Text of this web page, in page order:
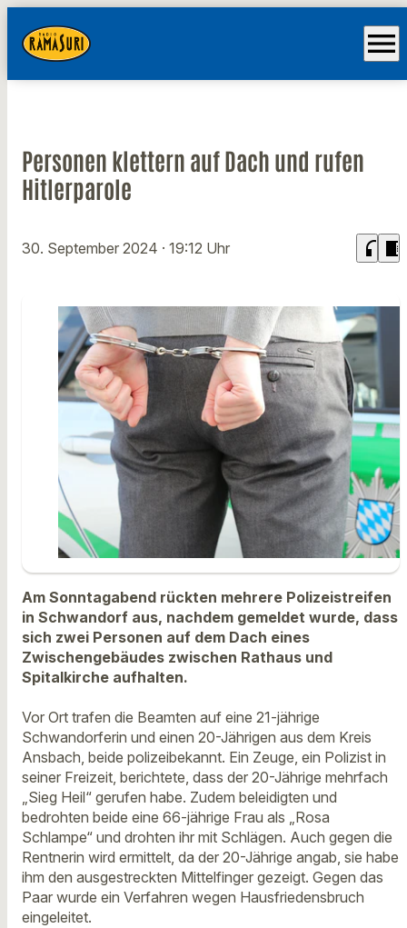
menu
Personen klettern auf Dach und rufen
Hitlerparole
30. September 2024 · 19:12 Uhr headphones chrome_reader_mode
Am Sonntagabend rückten mehrere Polizeistreifen
in Schwandorf aus, nachdem gemeldet wurde, dass
sich zwei Personen auf dem Dach eines
Zwischengebäudes zwischen Rathaus und
Spitalkirche aufhalten.
Vor Ort trafen die Beamten auf eine 21-jährige
Schwandorferin und einen 20-Jährigen aus dem Kreis
Ansbach, beide polizeibekannt. Ein Zeuge, ein Polizist in
seiner Freizeit, berichtete, dass der 20-Jährige mehrfach
„Sieg Heil“ gerufen habe. Zudem beleidigten und
bedrohten beide eine 66-jährige Frau als „Rosa
Schlampe“ und drohten ihr mit Schlägen. Auch gegen die
Rentnerin wird ermittelt, da der 20-Jährige angab, sie habe
ihm den ausgestreckten Mittelfinger gezeigt. Gegen das
Paar wurde ein Verfahren wegen Hausfriedensbruch
eingeleitet.